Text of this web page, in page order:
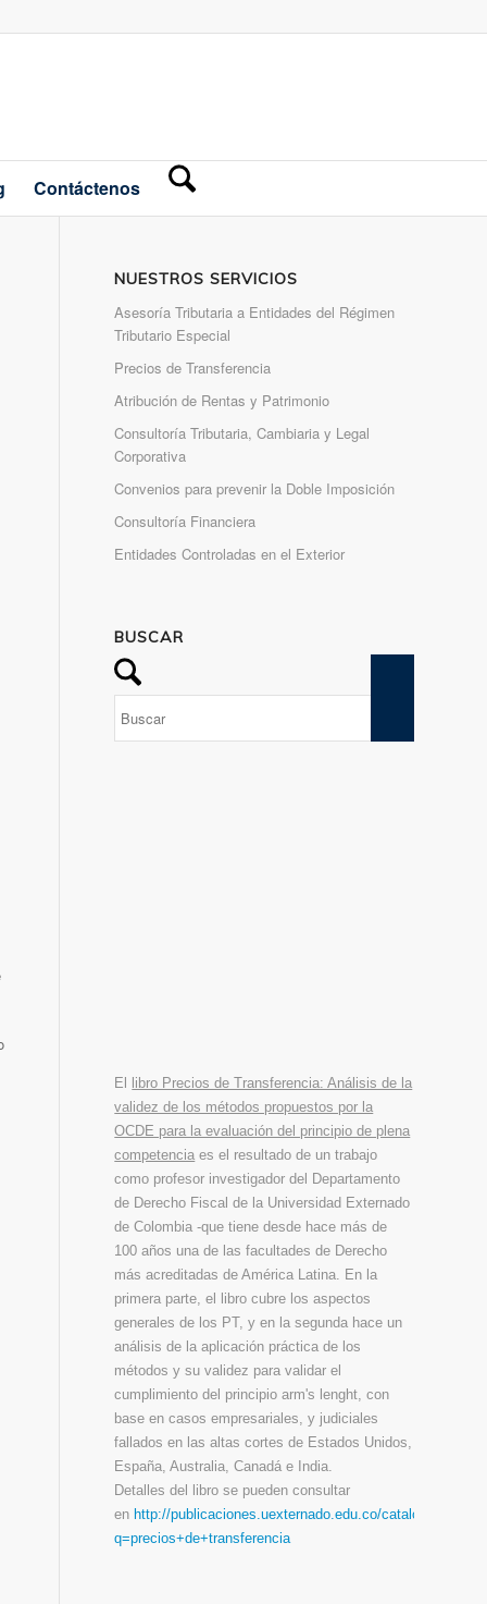
Contáctenos
NUESTROS SERVICIOS
Asesoría Tributaria a Entidades del Régimen
Tributario Especial
Precios de Transferencia
Atribución de Rentas y Patrimonio
Consultoría Tributaria, Cambiaria y Legal
Corporativa
Convenios para prevenir la Doble Imposición
Consultoría Financiera
Entidades Controladas en el Exterior
BUSCAR
El
libro Precios de Transferencia: Análisis de la
validez de los métodos propuestos por la
OCDE para la evaluación del principio de plena
competencia es el resultado de un trabajo
como profesor investigador del Departamento
de Derecho Fiscal de la Universidad Externado
de Colombia -que tiene desde hace más de
100 años una de las facultades de Derecho
más acreditadas de América Latina. En la
primera parte, el libro cubre los aspectos
generales de los PT, y en la segunda hace un
análisis de la aplicación práctica de los
métodos y su validez para validar el
cumplimiento del principio arm's lenght, con
base en casos empresariales, y judiciales
fallados en las altas cortes de Estados Unidos,
España, Australia, Canadá e India.
Detalles del libro se pueden consultar
en http://publicaciones.uexternado.edu.co/catalogsearch/
q=precios+de+transferencia